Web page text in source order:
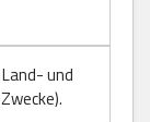
und